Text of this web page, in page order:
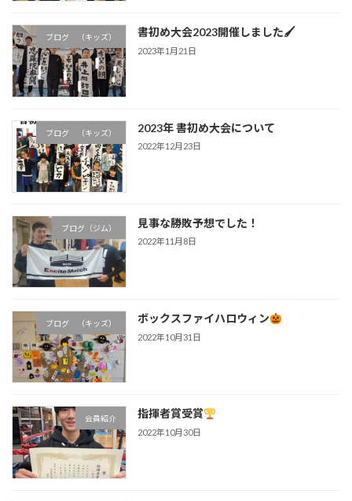
ブログ （キッズ） 書初め大会2023開催しました🖌
2023年1月21日
ブログ （キッズ） 2023年 書初め大会について
2022年12月23日
ブログ（ジム） 見事な勝敗予想でした！
2022年11月8日
ブログ （キッズ） ボックスファイハロウィン
2022年10月31日
会員紹介 指揮者賞受賞
2022年10月30日